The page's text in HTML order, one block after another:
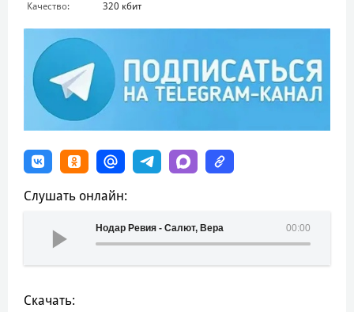
Качество:
320 кбит
Слушать онлайн:
00:00
Нодар Ревия - Салют, Вера
Скачать: